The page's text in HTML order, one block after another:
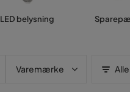
LED belysning
Varemærke